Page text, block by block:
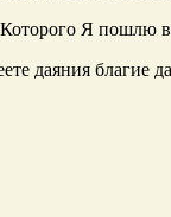
Я пошлю
даяния благие